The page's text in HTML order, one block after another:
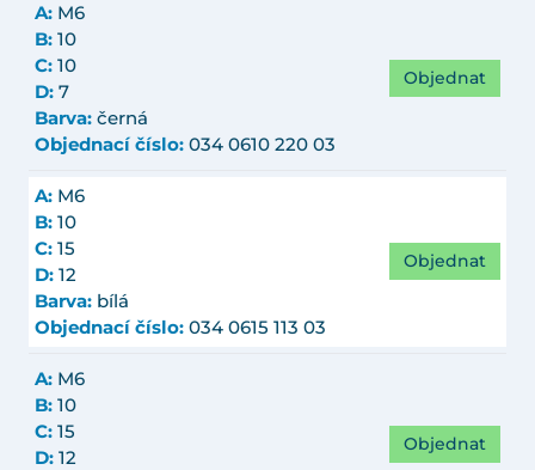
A: M6
B: 10
C: 10
D: 7
Barva: černá
Objednací číslo: 034 0610 220 03
Objednat
A: M6
B: 10
C: 15
D: 12
Barva: bílá
Objednací číslo: 034 0615 113 03
Objednat
A: M6
B: 10
C: 15
D: 12
Objednat